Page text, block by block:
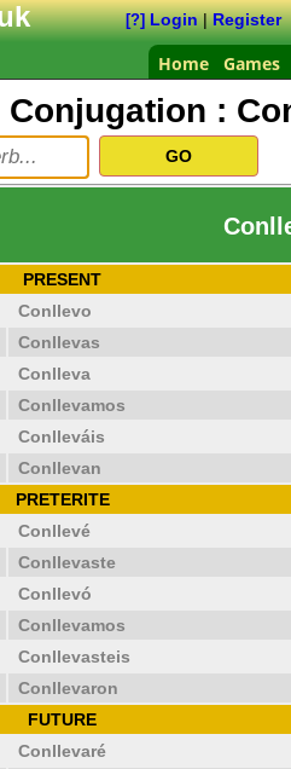
[?] Login|Register
Home Games
Conjugation :
PRESENT
Conllevo
Conllevas
Conlleva
Conllevamos
Conlleváis
Conllevan
PRETERITE
Conllevé
Conllevaste
Conllevó
Conllevamos
Conllevasteis
Conllevaron
FUTURE
Conllevaré